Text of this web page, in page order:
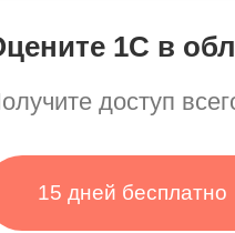
1С в
доступ
15 дней бесплатно